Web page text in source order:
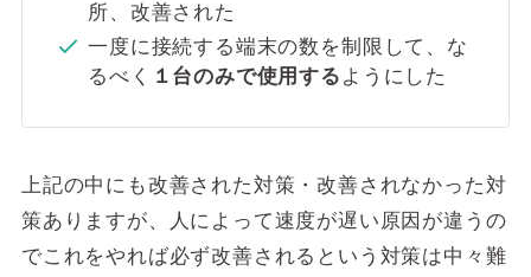
所、改善された
一度に接続する端末の数を制限して、な
るべく １台のみで使用する ようにした
上記の中にも改善された対策・改善されなかった対
策ありますが、人によって速度が遅い原因が違うの
でこれをやれば必ず改善されるという対策は中々難